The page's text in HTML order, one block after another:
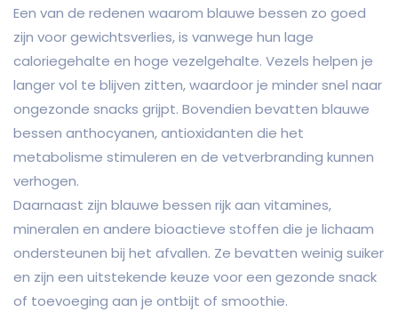
Een van de redenen waarom blauwe bessen zo goed
zijn voor gewichtsverlies, is vanwege hun lage
caloriegehalte en hoge vezelgehalte. Vezels helpen je
langer vol te blijven zitten, waardoor je minder snel naar
ongezonde snacks grijpt. Bovendien bevatten blauwe
bessen anthocyanen, antioxidanten die het
metabolisme stimuleren en de vetverbranding kunnen
verhogen.
Daarnaast zijn blauwe bessen rijk aan vitamines,
mineralen en andere bioactieve stoffen die je lichaam
ondersteunen bij het afvallen. Ze bevatten weinig suiker
en zijn een uitstekende keuze voor een gezonde snack
of toevoeging aan je ontbijt of smoothie.